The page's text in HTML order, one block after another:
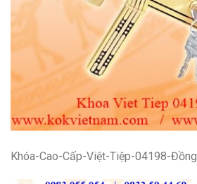
Khóa-Cao-Cấp-Việt-Tiệp-04198-Đồng